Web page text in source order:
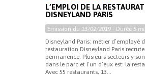
L’EMPLOI DE LA
DISNEYLAND PARIS
Emission du 13/02/2019 - Durée 5
Disneyland Paris: métier d’employé
restauration Disneyland Paris recrute
permanence. Plusieurs secteurs y
dans le parc et l’un d’eux est: la
Avec 55 restaurants, 13...